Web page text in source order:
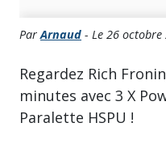
ParArnaud - Le 26 octobre
Regardez Rich
minutes avec 3 X
Paralette HSPU !